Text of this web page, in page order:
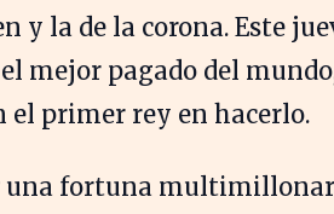
y la de la corona. Este
mejor pagado del
el primer rey en hacerlo.
una fortuna